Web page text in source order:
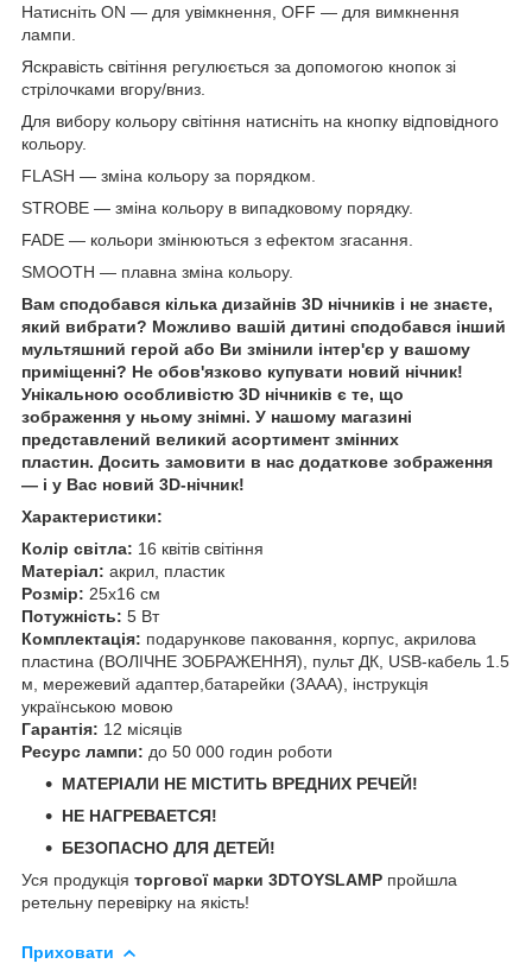
Натисніть ON — для увімкнення, OFF — для вимкнення
лампи.
Яскравість світіння регулюється за допомогою кнопок зі
стрілочками вгору/вниз.
Для вибору кольору світіння натисніть на кнопку відповідного
кольору.
FLASH — зміна кольору за порядком.
STROBE — зміна кольору в випадковому порядку.
FADE — кольори змінюються з ефектом згасання.
SMOOTH — плавна зміна кольору.
Вам сподобався кілька дизайнів 3D нічників і не знаєте,
який вибрати? Можливо вашій дитині сподобався інший
мультяшний герой або Ви змінили інтер'єр у вашому
приміщенні? Не обов'язково купувати новий нічник!
Унікальною особливістю 3D нічників є те, що
зображення у ньому знімні. У нашому магазині
представлений великий асортимент змінних
пластин. Досить замовити в нас додаткове зображення
— і у Вас новий 3D-нічник!
Характеристики:
Колір світла: 16 квітів світіння
Матеріал: акрил, пластик
Розмір: 25х16 см
Потужність: 5 Вт
Комплектація: подарункове паковання, корпус, акрилова
пластина (ВОЛІЧНЕ ЗОБРАЖЕННЯ), пульт ДК, USB-кабель 1.5
м, мережевий адаптер,батарейки (3ААА), інструкція
українською мовою
Гарантія: 12 місяців
Ресурс лампи: до 50 000 годин роботи
МАТЕРІАЛИ НЕ МІСТИТЬ ВРЕДНИХ РЕЧЕЙ!
НЕ НАГРЕВАЕТСЯ!
БЕЗОПАСНО ДЛЯ ДЕТЕЙ!
Уся продукція торгової марки 3DTOYSLAMP пройшла
ретельну перевірку на якість!
Приховати